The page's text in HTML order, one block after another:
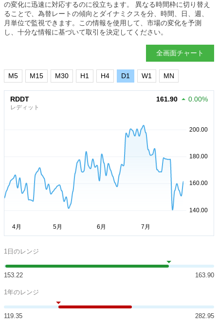
の変化に迅速に対応するのに役立ちます。 異なる時間枠に切り替え
ることで、為替レートの傾向とダイナミクスを分、時間、日、週、
月単位で監視できます。この情報を使用して、市場の変化を予測
し、十分な情報に基づいて取引を決定してください。
全画面チャート
M5 M15 M30 H1 H4 D1 W1 MN
RDDT
レディット
161.90 0.00%
1日のレンジ
153.22 163.90
1年のレンジ
119.35 282.95